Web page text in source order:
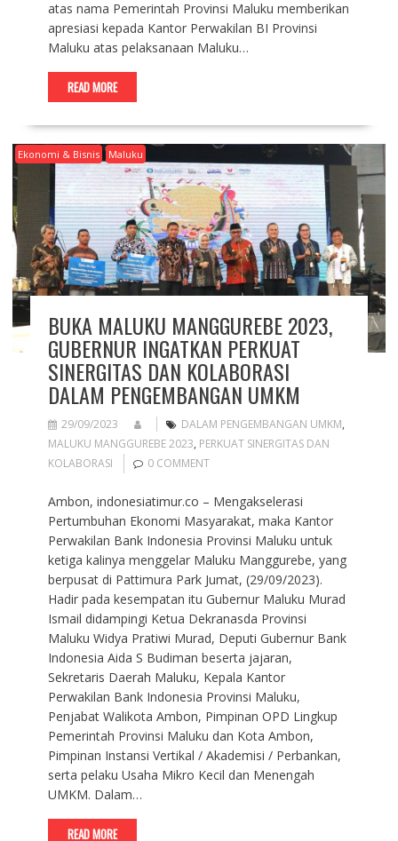
atas nama Pemerintah Provinsi Maluku memberikan
apresiasi kepada Kantor Perwakilan BI Provinsi
Maluku atas pelaksanaan Maluku…
READ MORE
Ekonomi & Bisnis Maluku
BUKA MALUKU MANGGUREBE 2023,
GUBERNUR INGATKAN PERKUAT
SINERGITAS DAN KOLABORASI
DALAM PENGEMBANGAN UMKM
29/09/2023 DALAM PENGEMBANGAN UMKM,
MALUKU MANGGUREBE 2023, PERKUAT SINERGITAS DAN
KOLABORASI
0 COMMENT
Ambon, indonesiatimur.co – Mengakselerasi
Pertumbuhan Ekonomi Masyarakat, maka Kantor
Perwakilan Bank Indonesia Provinsi Maluku untuk
ketiga kalinya menggelar Maluku Manggurebe, yang
berpusat di Pattimura Park Jumat, (29/09/2023).
Hadir pada kesempatan itu Gubernur Maluku Murad
Ismail didampingi Ketua Dekranasda Provinsi
Maluku Widya Pratiwi Murad, Deputi Gubernur Bank
Indonesia Aida S Budiman beserta jajaran,
Sekretaris Daerah Maluku, Kepala Kantor
Perwakilan Bank Indonesia Provinsi Maluku,
Penjabat Walikota Ambon, Pimpinan OPD Lingkup
Pemerintah Provinsi Maluku dan Kota Ambon,
Pimpinan Instansi Vertikal / Akademisi / Perbankan,
serta pelaku Usaha Mikro Kecil dan Menengah
UMKM. Dalam…
READ MORE